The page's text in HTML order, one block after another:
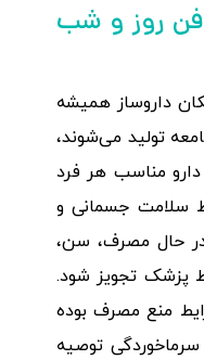
روز و شب
داروساز همیشه
تولید می‌شوند،
مناسب هر فرد
سلامت جسمانی و
در حال مصرف، سن،
پزشک تجویز شود.
منع مصرف بوده
سرماخوردگی توصیه